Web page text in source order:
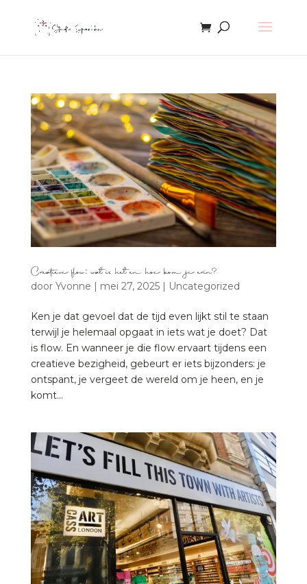
Creatieve flow: wat is het en hoe kom je erin?
door Yvonne | mei 27, 2025| Uncategorized
Ken je dat gevoel dat de tijd even lijkt stil te staan
terwijl je helemaal opgaat in iets wat je doet? Dat
is flow. En wanneer je die flow ervaart tijdens een
creatieve bezigheid, gebeurt er iets bijzonders: je
ontspant, je vergeet de wereld om je heen, en je
komt...